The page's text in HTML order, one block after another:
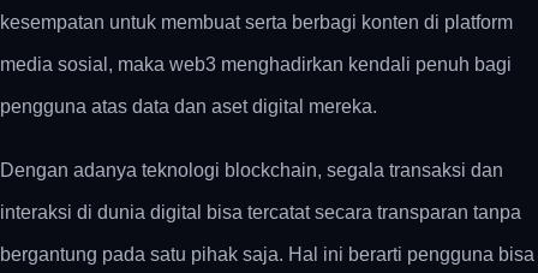
kesempatan untuk membuat serta berbagi konten di platform
media sosial, maka web3 menghadirkan kendali penuh bagi
pengguna atas data dan aset digital mereka.
Dengan adanya teknologi blockchain, segala transaksi dan
interaksi di dunia digital bisa tercatat secara transparan tanpa
bergantung pada satu pihak saja. Hal ini berarti pengguna bisa